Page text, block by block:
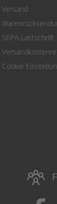
Versand
SEPA-Lastschrift
Cookie